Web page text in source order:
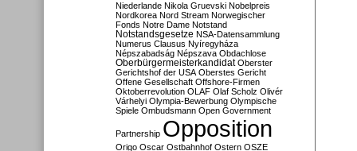
Niederlande Nikola Gruevski Nobelpreis
Nordkorea Nord Stream Norwegischer
Fonds Notre Dame Notstand
Notstandsgesetze NSA-Datensammlung
Numerus Clausus Nyíregyháza
Népszabadság Népszava Obdachlose
Oberbürgermeisterkandidat Oberster
Gerichtshof der USA Oberstes Gericht
Offene Gesellschaft Offshore-Firmen
Oktoberrevolution OLAF Olaf Scholz Olivér
Várhelyi Olympia-Bewerbung Olympische
Spiele Ombudsmann Open Government
Partnership Opposition
Origo Oscar Ostbahnhof Ostern OSZE